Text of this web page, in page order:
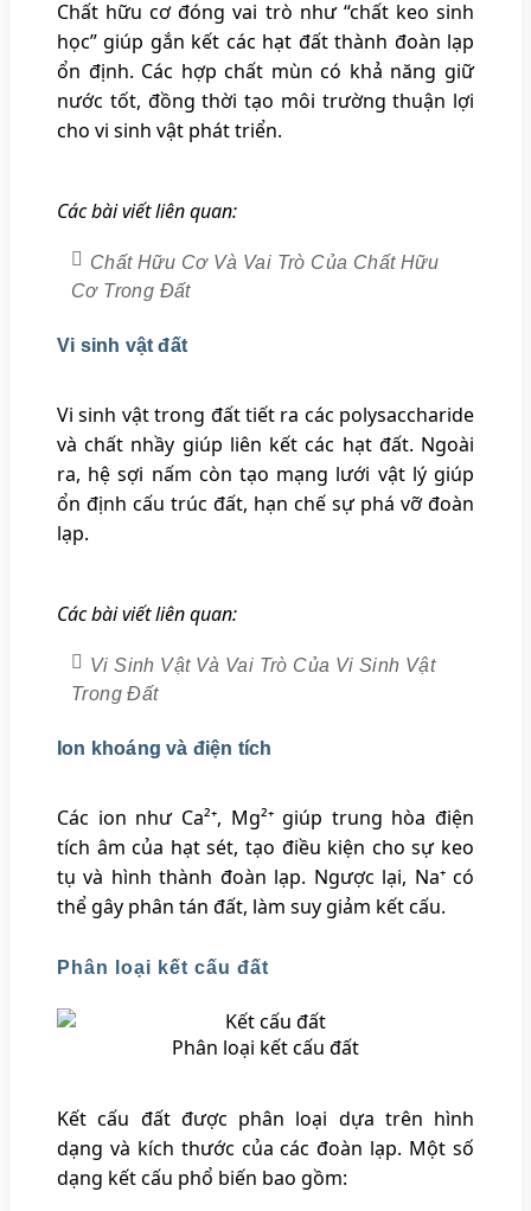
Chất hữu cơ đóng vai trò như “chất keo sinh
học” giúp gắn kết các hạt đất thành đoàn lạp
ổn định. Các hợp chất mùn có khả năng giữ
nước tốt, đồng thời tạo môi trường thuận lợi
cho vi sinh vật phát triển.
Các bài viết liên quan:
Chất Hữu Cơ Và Vai Trò Của Chất Hữu
Cơ Trong Đất
Vi sinh vật đất
Vi sinh vật trong đất tiết ra các polysaccharide
và chất nhầy giúp liên kết các hạt đất. Ngoài
ra, hệ sợi nấm còn tạo mạng lưới vật lý giúp
ổn định cấu trúc đất, hạn chế sự phá vỡ đoàn
lạp.
Các bài viết liên quan:
Vi Sinh Vật Và Vai Trò Của Vi Sinh Vật
Trong Đất
Ion khoáng và điện tích
Các ion như Ca²⁺, Mg²⁺ giúp trung hòa điện
tích âm của hạt sét, tạo điều kiện cho sự keo
tụ và hình thành đoàn lạp. Ngược lại, Na⁺ có
thể gây phân tán đất, làm suy giảm kết cấu.
Phân loại kết cấu đất
Phân loại kết cấu đất
Kết cấu đất được phân loại dựa trên hình
dạng và kích thước của các đoàn lạp. Một số
dạng kết cấu phổ biến bao gồm: